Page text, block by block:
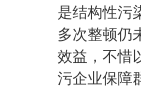
是结构性污
多次整顿仍
效益，不惜
污企业保障